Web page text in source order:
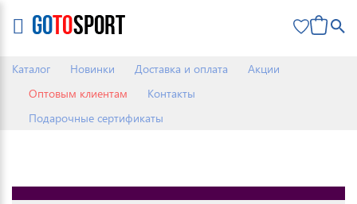
Каталог Новинки Доставка и оплата
Акции
Оптовым клиентам
Контакты
Подарочные сертификаты
0